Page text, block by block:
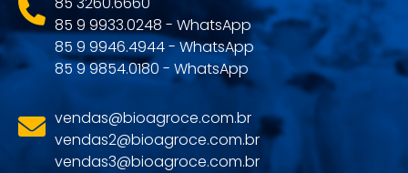
85 9 9933.0248 - WhatsApp
85 9 9946.4944 - WhatsApp
85 9 9854.0180 - WhatsApp
vendas@bioagroce.com.br
vendas2@bioagroce.com.br
vendas3@bioagroce.com.br